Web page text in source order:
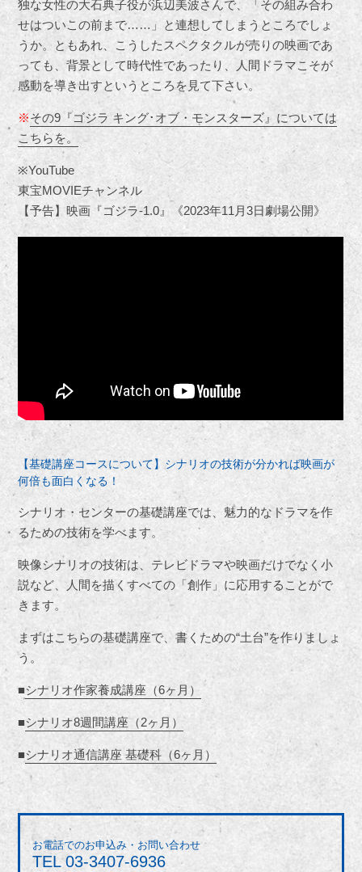
独な女性の大石典子役が浜辺美波さんで、「その組み合わ
せはついこの前まで……」と連想してしまうところでしょ
うか。ともあれ、こうしたスペクタクルが売りの映画であ
っても、背景として時代性であったり、人間ドラマこそが
感動を導き出すというところを見て下さい。
※その9『ゴジラ キング･オブ・モンスターズ』については
こちらを。
※YouTube
東宝MOVIEチャンネル
【予告】映画『ゴジラ-1.0』《2023年11月3日劇場公開》
【基礎講座コースについて】シナリオの技術が分かれば映画が
何倍も面白くなる！
シナリオ・センターの基礎講座では、魅力的なドラマを作
るための技術を学べます。
映像シナリオの技術は、テレビドラマや映画だけでなく小
説など、人間を描くすべての「創作」に応用することがで
きます。
まずはこちらの基礎講座で、書くための“土台”を作りましょ
う。
■シナリオ作家養成講座（6ヶ月）
■シナリオ8週間講座（2ヶ月）
■シナリオ通信講座 基礎科（6ヶ月）
お電話でのお申込み・お問い合わせ
TEL03-3407-6936